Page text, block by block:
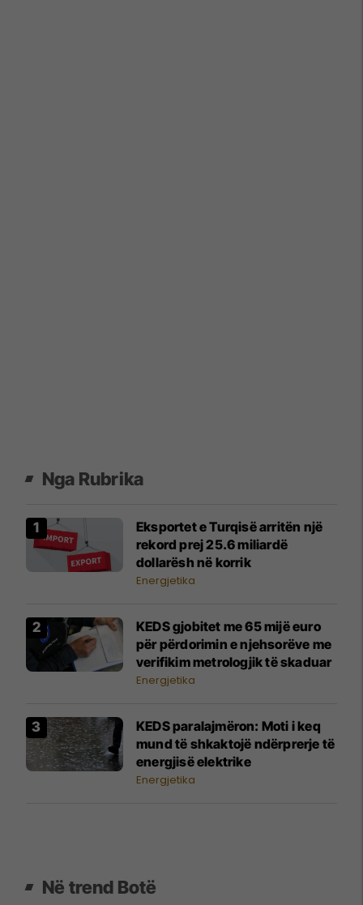
Nga Rubrika
​Eksportet e Turqisë arritën një
rekord prej 25.6 miliardë
dollarësh në korrik
Energjetika
KEDS gjobitet me 65 mijë euro
për përdorimin e njehsorëve me
verifikim metrologjik të skaduar
Energjetika
KEDS paralajmëron: Moti i keq
mund të shkaktojë ndërprerje të
energjisë elektrike
Energjetika
Në trend Botë